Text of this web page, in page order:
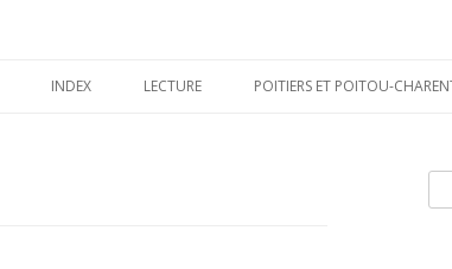
au
INDEX LECTURE POITIERS ET POITOU-